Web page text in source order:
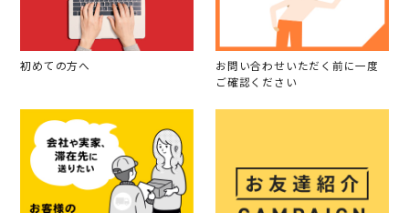
初めての方へ
お問い合わせいただく前に一度
ご確認ください